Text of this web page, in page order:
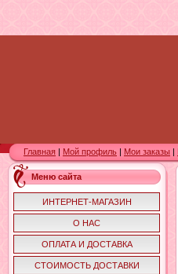
Главная Мой профиль Мои заказы
Меню сайта
ИНТЕРНЕТ-МАГАЗИН
О НАС
ОПЛАТА И ДОСТАВКА
СТОИМОСТЬ ДОСТАВКИ